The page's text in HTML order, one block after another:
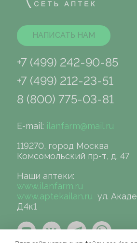
НАПИСАТЬ НАМ
+7 (499) 242-90-85
+7 (499) 212-23-51
8 (800) 775-03-81
E-mail: ilanfarm@mail.ru
119270, город Москва
Комсомольский пр-т, д. 47
Наши аптеки:
www.ilanfarm.ru
www.aptekailan.ru ул.
Д4к1